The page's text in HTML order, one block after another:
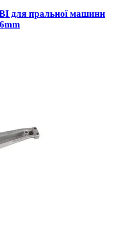
для пральної машини